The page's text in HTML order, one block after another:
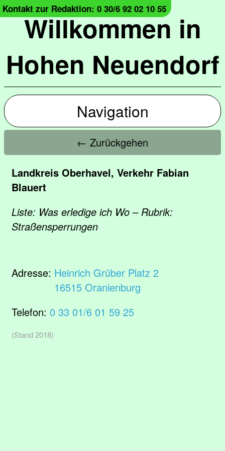
Willkommen in
Hohen Neuendorf
Kontakt zur Redaktion: 0 30/6 92 02 10 55
Navigation
← Zurückgehen
Landkreis Oberhavel, Verkehr Fabian
Blauert
Liste: Was erledige ich Wo – Rubrik:
Straßensperrungen
Adresse: Heinrich Grüber Platz 2
16515 Oranienburg
Telefon: 0 33 01/6 01 59 25
(Stand 2018)